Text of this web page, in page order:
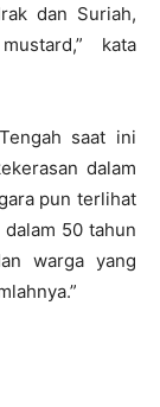
dan Suriah,
kata
saat ini
dalam
pun terlihat
50 tahun
warga yang